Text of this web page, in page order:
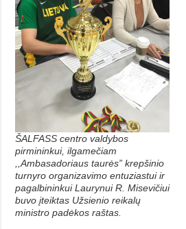
ŠALFASS centro valdybos
pirmininkui, ilgamečiam
,,Ambasadoriaus taurės” krepšinio
turnyro organizavimo entuziastui ir
pagalbininkui Laurynui R. Misevičiui
buvo įteiktas Užsienio reikalų
ministro padėkos raštas.